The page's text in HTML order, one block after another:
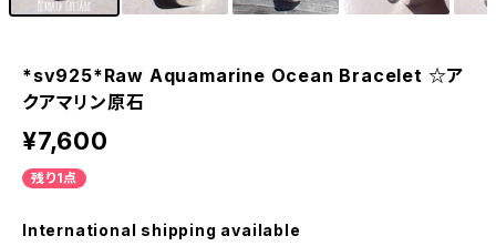
*sv925*Raw Aquamarine Ocean Bracelet ☆ア
クアマリン原石
¥7,600
残り1点
International shipping available